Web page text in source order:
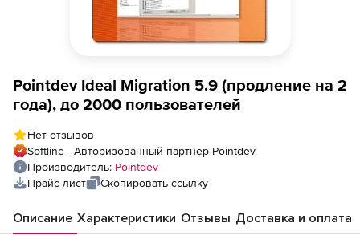
Pointdev Ideal Migration 5.9 (продление на 2
года), до 2000 пользователей
Нет отзывов
Softline - Авторизованный партнер Pointdev
Производитель: Pointdev
Прайс-лист
Скопировать ссылку
Описание Характеристики Отзывы Доставка и оплата